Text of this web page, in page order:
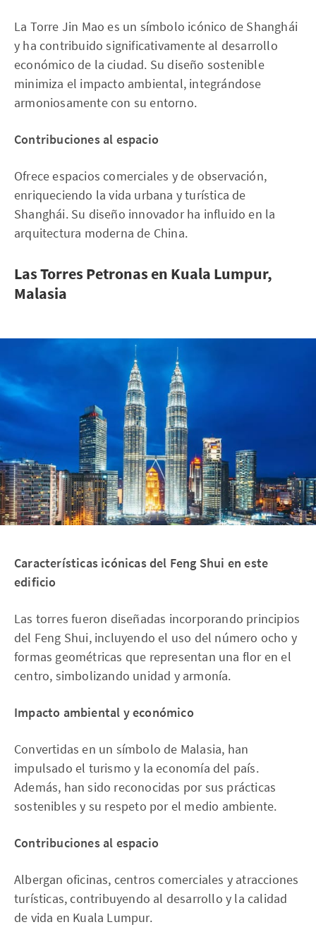
La Torre Jin Mao es un símbolo icónico de Shanghái
y ha contribuido significativamente al desarrollo
económico de la ciudad. Su diseño sostenible
minimiza el impacto ambiental, integrándose
armoniosamente con su entorno.
Contribuciones al espacio
Ofrece espacios comerciales y de observación,
enriqueciendo la vida urbana y turística de
Shanghái. Su diseño innovador ha influido en la
arquitectura moderna de China.
Las Torres Petronas en Kuala Lumpur,
Malasia
Características icónicas del Feng Shui en este
edificio
Las torres fueron diseñadas incorporando principios
del Feng Shui, incluyendo el uso del número ocho y
formas geométricas que representan una flor en el
centro, simbolizando unidad y armonía.
Impacto ambiental y económico
Convertidas en un símbolo de Malasia, han
impulsado el turismo y la economía del país.
Además, han sido reconocidas por sus prácticas
sostenibles y su respeto por el medio ambiente.
Contribuciones al espacio
Albergan oficinas, centros comerciales y atracciones
turísticas, contribuyendo al desarrollo y la calidad
de vida en Kuala Lumpur.